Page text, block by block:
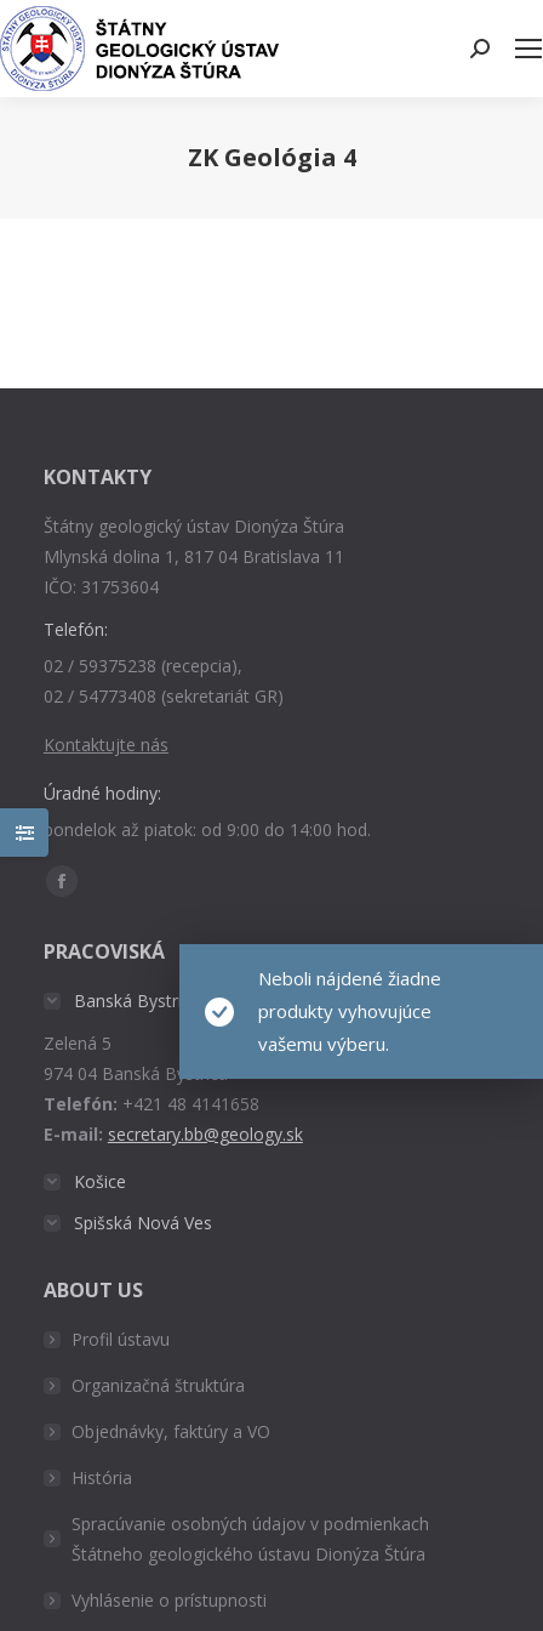
Search:
ZK Geológia 4
Neboli nájdené žiadne
produkty vyhovujúce
vašemu výberu.
KONTAKTY
Štátny geologický ústav Dionýza Štúra
Mlynská dolina 1, 817 04 Bratislava 11
IČO: 31753604
Telefón:
02 / 59375238 (recepcia),
02 / 54773408 (sekretariát GR)
Kontaktujte nás
Úradné hodiny:
pondelok až piatok: od 9:00 do 14:00 hod.
Find us on:
Facebook
opens
window
PRACOVISKÁ
Banská Bystrica
Zelená 5
974 04 Banská Bystrica
Telefón: +421 48 4141658
E-mail: secretary.bb@geology.sk
Košice
Spišská Nová Ves
ABOUT US
Profil ústavu
Organizačná štruktúra
Objednávky, faktúry a VO
História
Spracúvanie osobných údajov v podmienkach
Štátneho geologického ústavu Dionýza Štúra
Vyhlásenie o prístupnosti